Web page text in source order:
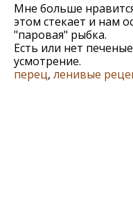
Мне больше
этом стекает и нам
"паровая" рыбка.
Есть или нет
усмотрение.
перец, ленивые